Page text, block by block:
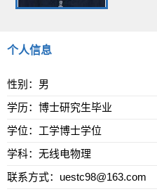
个人信息
性别：男
学历：博士研究生毕业
学位：工学博士学位
学科：无线电物理
联系方式： uestc98@163.com